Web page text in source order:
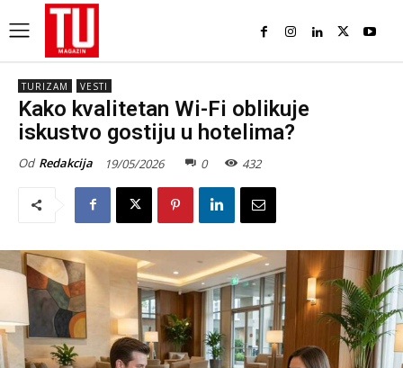
TURIZAM VESTI
Kako kvalitetan Wi-Fi oblikuje
iskustvo gostiju u hotelima?
Od Redakcija 19/05/2026 0 432